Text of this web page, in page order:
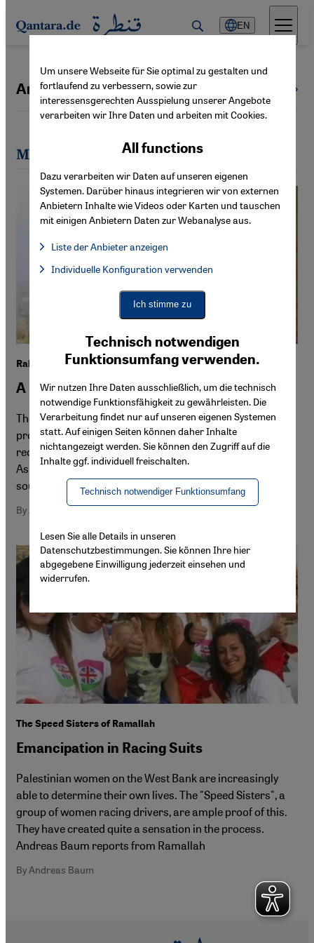
Direkt zum Inhalt springen
EN
Andreas Baum
Most recent articles by Andreas Baum
Rabbi Arik Asherman of Rabbis for Human Rights
A Different Way of Understanding Judaism
The Israeli organisation Rabbis for Human Rights
protects Palestinian olive farmers and helps in the
reconstruction of Palestinian houses. Co-founder Arik
Asherman bases the group's commitment on religious
sources. Andreas Baum spoke to him
By Andreas Baum
The Speed Sisters of Ramallah
Emancipation in Racing Suits
Palestinian women on the West Bank are increasingly
able to determine their own lives. The "Speed Sisters", a
group of women racing drivers, are ample proof of this.
They have created quite a sensation in the process.
Andreas Baum reports from Ramallah
By Andreas Baum
Um unsere Webseite für Sie optimal zu gestalten und
fortlaufend zu verbessern, sowie zur
interessensgerechten Ausspielung unserer Angebote
verarbeiten wir Ihre Daten und arbeiten mit Cookies.
Technisch notwendigen
Funktionsumfang verwenden.
Wir nutzen Ihre Daten ausschließlich, um die technisch
notwendige Funktionsfähigkeit zu gewährleisten. Die
Verarbeitung findet nur auf unseren eigenen Systemen
statt. Auf einigen Seiten können daher Inhalte
nichtangezeigt werden. Sie können den Zugriff auf die
Inhalte ggf. individuell freischalten.
Technisch notwendiger Funktionsumfang
All functions
Dazu verarbeiten wir Daten auf unseren eigenen
Systemen. Darüber hinaus integrieren wir von externen
Anbietern Inhalte wie Videos oder Karten und tauschen
mit einigen Anbietern Daten zur Webanalyse aus.
Liste der Anbieter anzeigen
Facebook Embed / Facebook Connect, Google Maps Embed,
Facebook Embed / Facebook Connect
Google Maps Embed
Individuelle Konfiguration verwenden
Ich stimme zu
Lesen Sie alle Details in unseren
Datenschutzbestimmungen. Sie können Ihre hier
abgegebene Einwilligung jederzeit einsehen und
widerrufen.